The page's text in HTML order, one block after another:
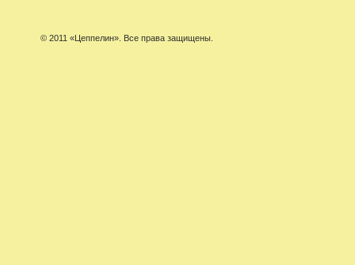
© 2011 «Цеппелин». Все права защищены.